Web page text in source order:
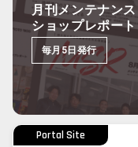
月刊メンテナンス
ショップレポート
毎月5日発行
Portal Site